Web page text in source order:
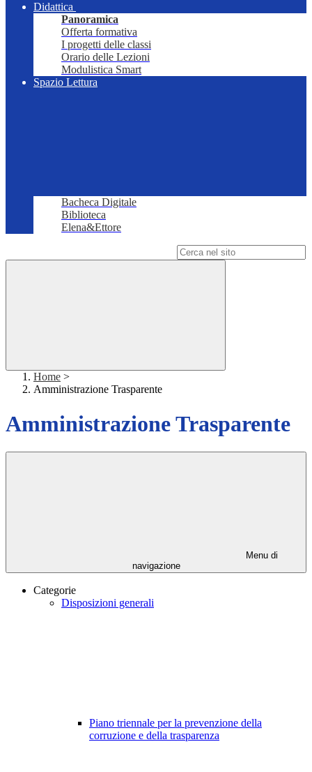
Didattica
Panoramica
Offerta formativa
I progetti delle classi
Orario delle Lezioni
Modulistica Smart
Spazio Lettura
Bacheca Digitale
Biblioteca
Elena&Ettore
Home >
Amministrazione Trasparente
Amministrazione Trasparente
Menu di
navigazione
Categorie
Disposizioni generali
Piano triennale per la prevenzione della
corruzione e della trasparenza